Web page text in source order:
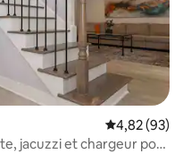
Évaluation
4,82 (93)
jacuzzi et chargeur pour